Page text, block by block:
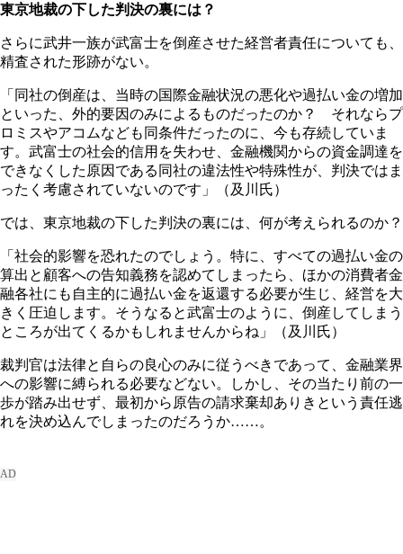
東京地裁の下した判決の裏には？
さらに武井一族が武富士を倒産させた経営者責任についても、
精査された形跡がない。
「同社の倒産は、当時の国際金融状況の悪化や過払い金の増加
といった、外的要因のみによるものだったのか？ それならプ
ロミスやアコムなども同条件だったのに、今も存続していま
す。武富士の社会的信用を失わせ、金融機関からの資金調達を
できなくした原因である同社の違法性や特殊性が、判決ではま
ったく考慮されていないのです」（及川氏）
では、東京地裁の下した判決の裏には、何が考えられるのか？
「社会的影響を恐れたのでしょう。特に、すべての過払い金の
算出と顧客への告知義務を認めてしまったら、ほかの消費者金
融各社にも自主的に過払い金を返還する必要が生じ、経営を大
きく圧迫します。そうなると武富士のように、倒産してしまう
ところが出てくるかもしれませんからね」（及川氏）
裁判官は法律と自らの良心のみに従うべきであって、金融業界
への影響に縛られる必要などない。しかし、その当たり前の一
歩が踏み出せず、最初から原告の請求棄却ありきという責任逃
れを決め込んでしまったのだろうか……。